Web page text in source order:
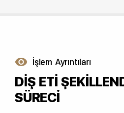
İşlem Ayrıntıları
DİŞ ETİ
SÜRECİ